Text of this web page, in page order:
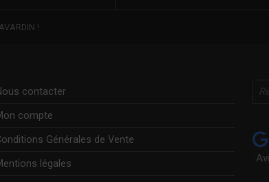
!
contacter
compte
Générales de Vente
légales